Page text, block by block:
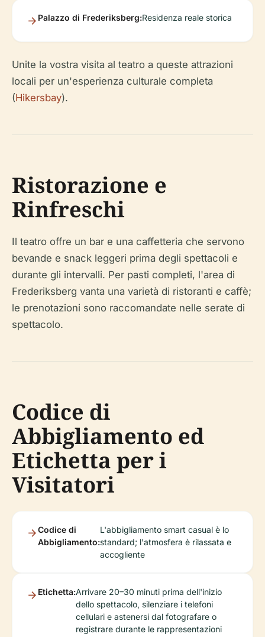
Palazzo di Frederiksberg:Residenza reale storica
Unite la vostra visita al teatro a queste attrazioni
locali per un'esperienza culturale completa
(Hikersbay).
Ristorazione e
Rinfreschi
Il teatro offre un bar e una caffetteria che servono
bevande e snack leggeri prima degli spettacoli e
durante gli intervalli. Per pasti completi, l'area di
Frederiksberg vanta una varietà di ristoranti e caffè;
le prenotazioni sono raccomandate nelle serate di
spettacolo.
Codice di
Abbigliamento ed
Etichetta per i
Visitatori
Codice di
Abbigliamento:
L'abbigliamento smart casual è lo
standard; l'atmosfera è rilassata e
accogliente
Etichetta:Arrivare 20–30 minuti prima dell'inizio
dello spettacolo, silenziare i telefoni
cellulari e astenersi dal fotografare o
registrare durante le rappresentazioni